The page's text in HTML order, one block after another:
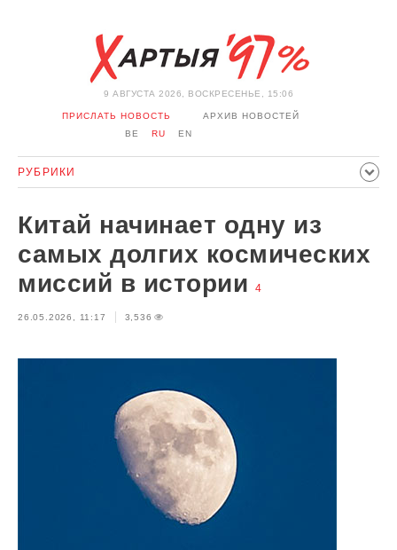
9 АВГУСТА 2026, ВОСКРЕСЕНЬЕ, 15:06
ПРИСЛАТЬ НОВОСТЬ
АРХИВ НОВОСТЕЙ
BE
RU EN
РУБРИКИ
ПРОИСШЕСТВИЯ СПОРТ КУЛЬТУРА ИСТОРИЯ
МНЕНИЕ ИНТЕРВЬЮ ТЕХНОЛОГИИ ЗДОРОВЬЕ
АВТО ОТДЫХ ОБХОД БЛОКИРОВКИ И СОЛИДАРНОСТЬ
КОРОНАВИРУС БЕЛАРУСЬ В НАТО
Китай начинает одну из
самых долгих космических
миссий в истории
4
26.05.2026, 11:17 3,536